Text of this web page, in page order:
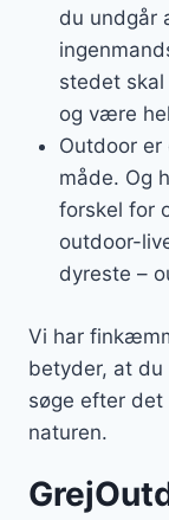
du undgår
stedet
og være
Outdoor
måde. Og
forskel for
outdoor-
dyreste –
Vi har
betyder, at du
søge efter
naturen.